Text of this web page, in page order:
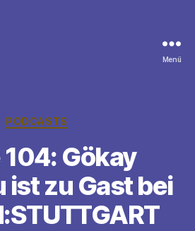
Menü
Kategorien
PODCASTS
104: Gökay
ist zu Gast bei